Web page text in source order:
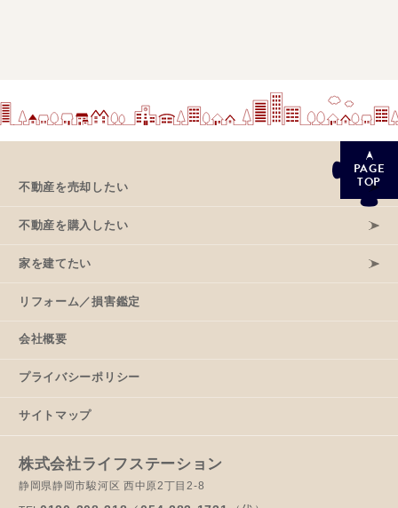
PAGE
TOP
不動産を売却したい
不動産を購入したい
家を建てたい
リフォーム／損害鑑定
会社概要
プライバシーポリシー
サイトマップ
株式会社ライフステーション
静岡県静岡市駿河区 西中原2丁目2-8